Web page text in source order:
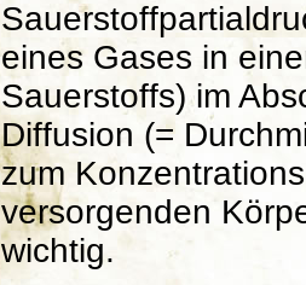
eines Gases in
Sauerstoffs) im
Diffusion (=
zum
versorgenden
wichtig.